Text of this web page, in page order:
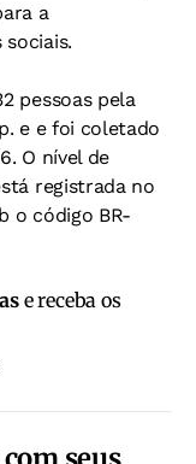
a
pessoas pela
e e foi coletado
O nível de
registrada no
o código BR-
e receba os